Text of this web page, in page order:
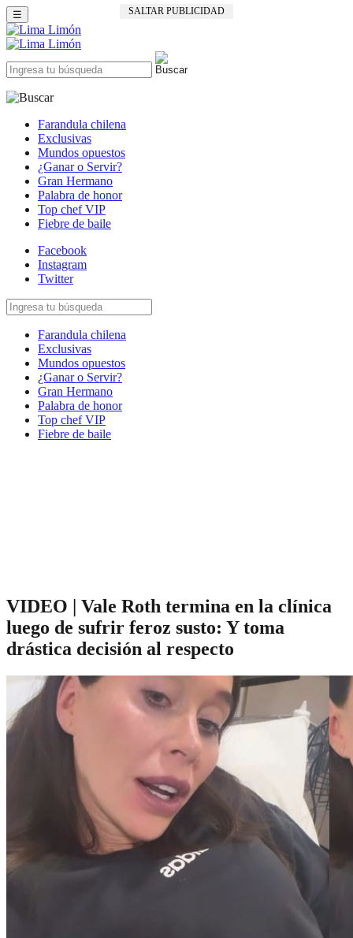
SALTAR PUBLICIDAD
☰
Farandula chilena
Exclusivas
Mundos opuestos
¿Ganar o Servir?
Gran Hermano
Palabra de honor
Top chef VIP
Fiebre de baile
Facebook
Instagram
Twitter
Farandula chilena
Exclusivas
Mundos opuestos
¿Ganar o Servir?
Gran Hermano
Palabra de honor
Top chef VIP
Fiebre de baile
VIDEO | Vale Roth termina en la clínica
luego de sufrir feroz susto: Y toma
drástica decisión al respecto